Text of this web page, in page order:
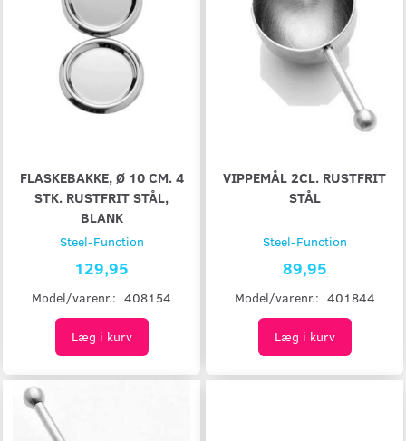
FLASKEBAKKE, Ø 10 CM. 4
STK. RUSTFRIT STÅL,
BLANK
Steel-Function
129,95
Model/varenr.: 408154
Læg i kurv
VIPPEMÅL 2CL. RUSTFRIT
STÅL
Steel-Function
89,95
Model/varenr.: 401844
Læg i kurv